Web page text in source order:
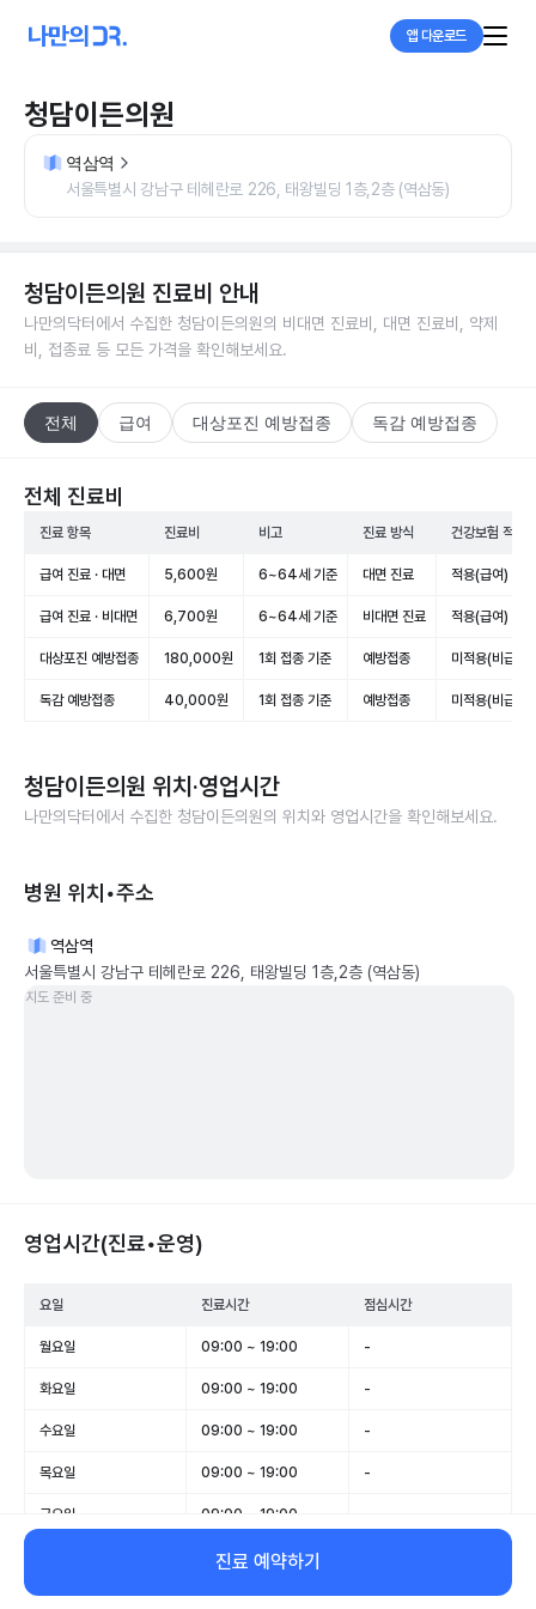
앱 다운로드
청담이든의원
역삼역
서울특별시 강남구 테헤란로 226, 태왕빌딩 1층,2층 (역삼동)
청담이든의원 진료비 안내
나만의닥터에서 수집한 청담이든의원의 비대면 진료비, 대면 진료비, 약제
비, 접종료 등 모든 가격을 확인해보세요.
전체 급여 대상포진 예방접종 독감 예방접종
전체 진료비
진료 항목 진료비 비고 진료 방식 건강보험 적용
급여 진료 · 대면 5,600원 6~64세 기준 대면 진료 적용(급여)
급여 진료 · 비대면 6,700원 6~64세 기준 비대면 진료 적용(급여)
대상포진 예방접종 180,000원 1회 접종 기준 예방접종 미적용(비급여)
독감 예방접종 40,000원 1회 접종 기준 예방접종 미적용(비급여)
청담이든의원 위치·영업시간
나만의닥터에서 수집한 청담이든의원의 위치와 영업시간을 확인해보세요.
병원 위치•주소
역삼역
서울특별시 강남구 테헤란로 226, 태왕빌딩 1층,2층 (역삼동)
지도 준비 중
영업시간(진료•운영)
요일 진료시간 점심시간
월요일 09:00 ~ 19:00 -
화요일 09:00 ~ 19:00 -
수요일 09:00 ~ 19:00 -
목요일 09:00 ~ 19:00 -
금요일 09:00 ~ 19:00
09:00 ~ 14:00
일요일 09:00 ~ 14:00 -
진료 예약하기